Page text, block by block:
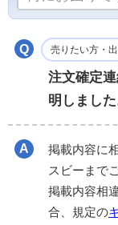
売りたい方・
注文確定
明しました
掲載内容に
スビーまで
掲載内容相
合、規定の